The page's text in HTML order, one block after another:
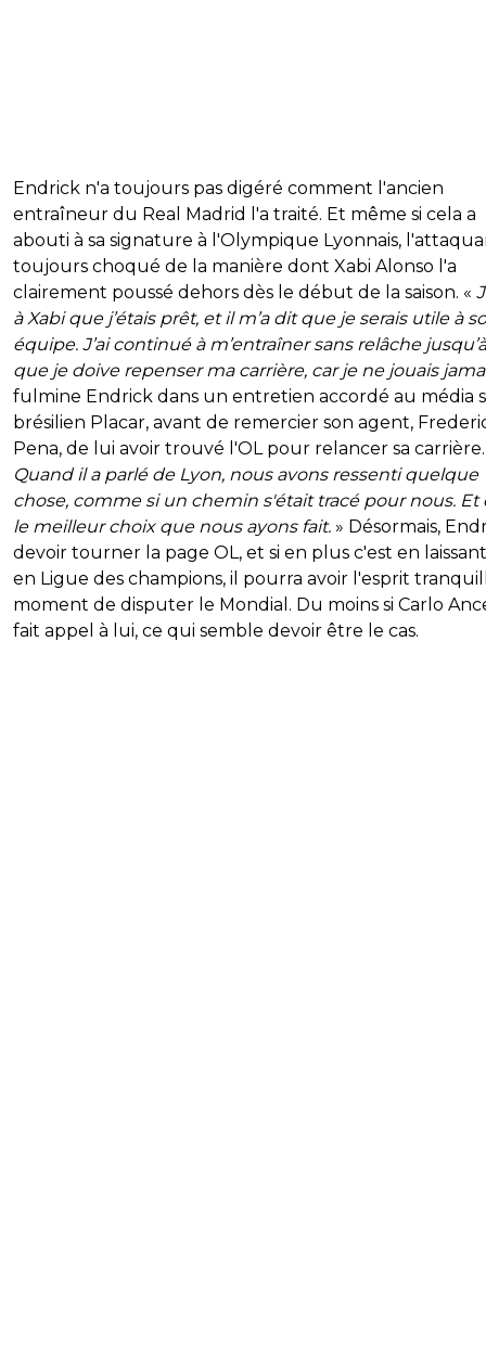
Endrick n'a toujours pas digéré comment l'ancien
entraîneur du Real Madrid l'a traité. Et même si cela a
abouti à sa signature à l'Olympique Lyonnais,
toujours choqué de la manière dont Xabi Alonso l'a
clairement poussé dehors dès le début de la saison. «
à Xabi que j’étais prêt, et il m’a dit que je serais utile à
équipe. J’ai continué à m’entraîner sans relâche
que je doive repenser ma carrière, car je ne jouais
fulmine Endrick dans un entretien accordé au média
brésilien Placar, avant de remercier son agent,
Pena, de lui avoir trouvé l'OL pour relancer sa carrière.
Quand il a parlé de Lyon, nous avons ressenti quelque
chose, comme si un chemin s'était tracé pour nous. Et
le meilleur choix que nous ayons fait. » Désormais,
devoir tourner la page OL, et si en plus c'est en
en Ligue des champions, il pourra avoir l'esprit
moment de disputer le Mondial. Du moins si Carlo
fait appel à lui, ce qui semble devoir être le cas.